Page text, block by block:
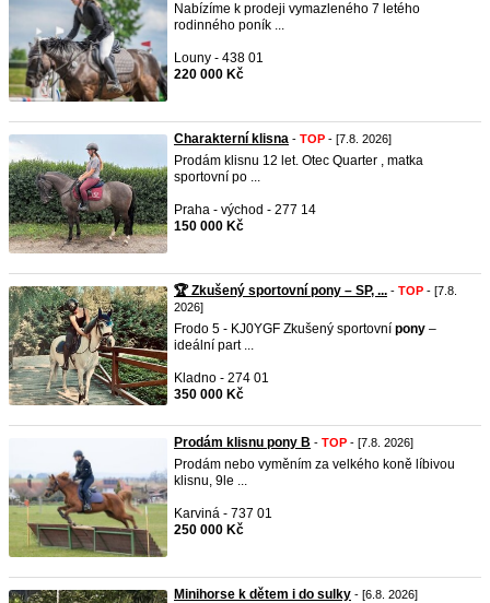
Nabízíme k prodeji vymazleného 7 letého
rodinného poník ...
Louny - 438 01
220 000 Kč
Charakterní klisna - TOP - [7.8. 2026]
Prodám klisnu 12 let. Otec Quarter , matka
sportovní po ...
Praha - východ - 277 14
150 000 Kč
🏆 Zkušený sportovní pony – SP, ... - TOP - [7.8.
2026]
Frodo 5 - KJ0YGF Zkušený sportovní pony –
ideální part ...
Kladno - 274 01
350 000 Kč
Prodám klisnu pony B - TOP - [7.8. 2026]
Prodám nebo vyměním za velkého koně líbivou
klisnu, 9le ...
Karviná - 737 01
250 000 Kč
Minihorse k dětem i do sulky - [6.8. 2026]